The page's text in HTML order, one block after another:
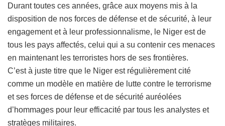
Durant toutes ces années, grâce aux moyens mis à la
disposition de nos forces de défense et de sécurité, à leur
engagement et à leur professionnalisme, le Niger est de
tous les pays affectés, celui qui a su contenir ces menaces
en maintenant les terroristes hors de ses frontières.
C’est à juste titre que le Niger est régulièrement cité
comme un modèle en matière de lutte contre le terrorisme
et ses forces de défense et de sécurité auréolées
d’hommages pour leur efficacité par tous les analystes et
stratèges militaires.